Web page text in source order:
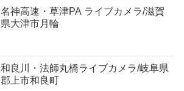
名神高速・草津PA ライブカメラ/滋賀
県大津市月輪
和良川・法師丸橋ライブカメラ/岐阜県
郡上市和良町